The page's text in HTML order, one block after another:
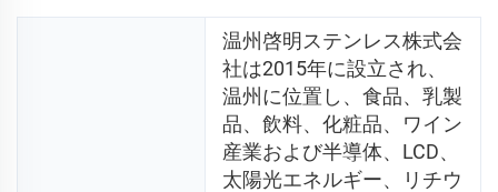
温州啓明ステンレス株式会
社は2015年に設立され、
温州に位置し、食品、乳製
品、飲料、化粧品、ワイン
産業および半導体、LCD、
太陽光エネルギー、リチウ